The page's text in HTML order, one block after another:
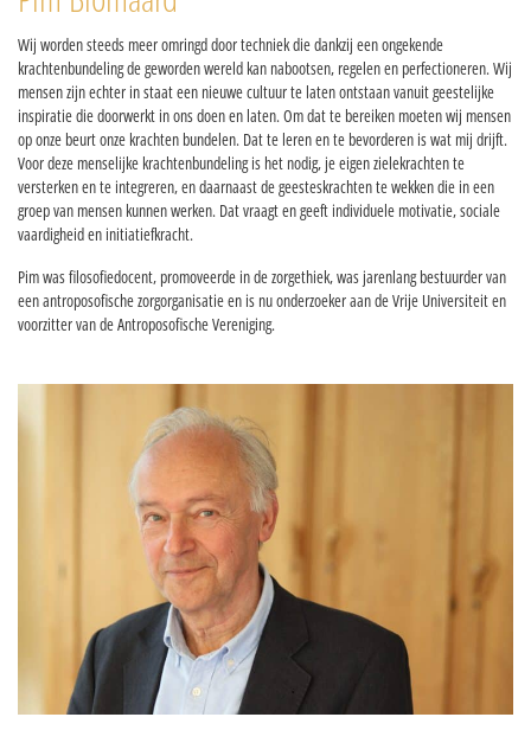
Wij worden steeds meer omringd door techniek die dankzij een ongekende
krachtenbundeling de geworden wereld kan nabootsen, regelen en perfectioneren. Wij
mensen zijn echter in staat een nieuwe cultuur te laten ontstaan vanuit geestelijke
inspiratie die doorwerkt in ons doen en laten. Om dat te bereiken moeten wij mensen
op onze beurt onze krachten bundelen. Dat te leren en te bevorderen is wat mij drijft.
Voor deze menselijke krachtenbundeling is het nodig, je eigen zielekrachten te
versterken en te integreren, en daarnaast de geesteskrachten te wekken die in een
groep van mensen kunnen werken. Dat vraagt en geeft individuele motivatie, sociale
vaardigheid en initiatiefkracht.
Pim was filosofiedocent, promoveerde in de zorgethiek, was jarenlang bestuurder van
een antroposofische zorgorganisatie en is nu onderzoeker aan de Vrije Universiteit en
voorzitter van de Antroposofische Vereniging.